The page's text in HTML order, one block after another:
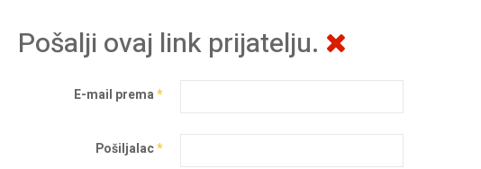
Pošalji ovaj link prijatelju.
E-mail prema*
Pošiljalac*